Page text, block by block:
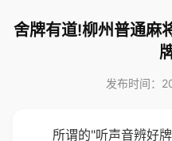
舍牌有道!柳州普通麻
发布时间：
所谓的"听声音辨好